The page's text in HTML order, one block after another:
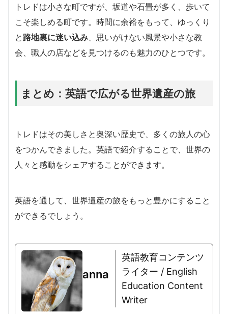
トレドは小さな町ですが、坂道や石畳が多く、歩いて
こそ楽しめる町です。時間に余裕をもって、ゆっくり
と 路地裏に迷い込み 、思いがけない風景や小さな教
会、職人の店などを見つけるのも魅力のひとつです。
まとめ：英語で広がる世界遺産の旅
トレドはその美しさと奥深い歴史で、多くの旅人の心
をつかんできました。英語で紹介することで、世界の
人々と感動をシェアすることができます。
英語を通して、世界遺産の旅をもっと豊かにすること
ができるでしょう。
anna
英語教育コンテンツ
ライター / English
Education Content
Writer